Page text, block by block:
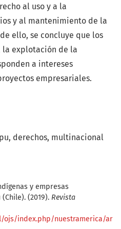
derechos multinacional
y empresas
(2019). Revista
ojs/index.php/nuestramerica/ar
al uso y a la
y al mantenimiento de la
ello, se concluye que los
la explotación de la
a intereses
empresariales.